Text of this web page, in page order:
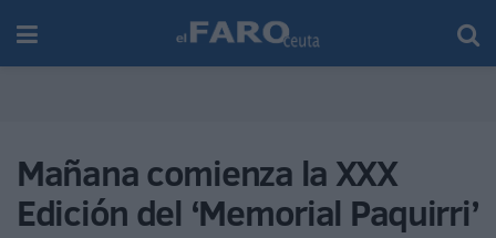
Mañana comienza la XXX
Edición del ‘Memorial Paquirri’